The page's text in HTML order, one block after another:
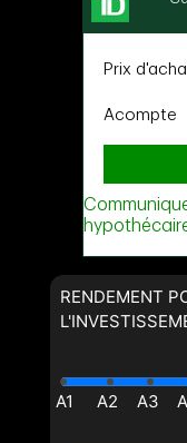
Prénom
Téléphone
Message
RENDEMENT